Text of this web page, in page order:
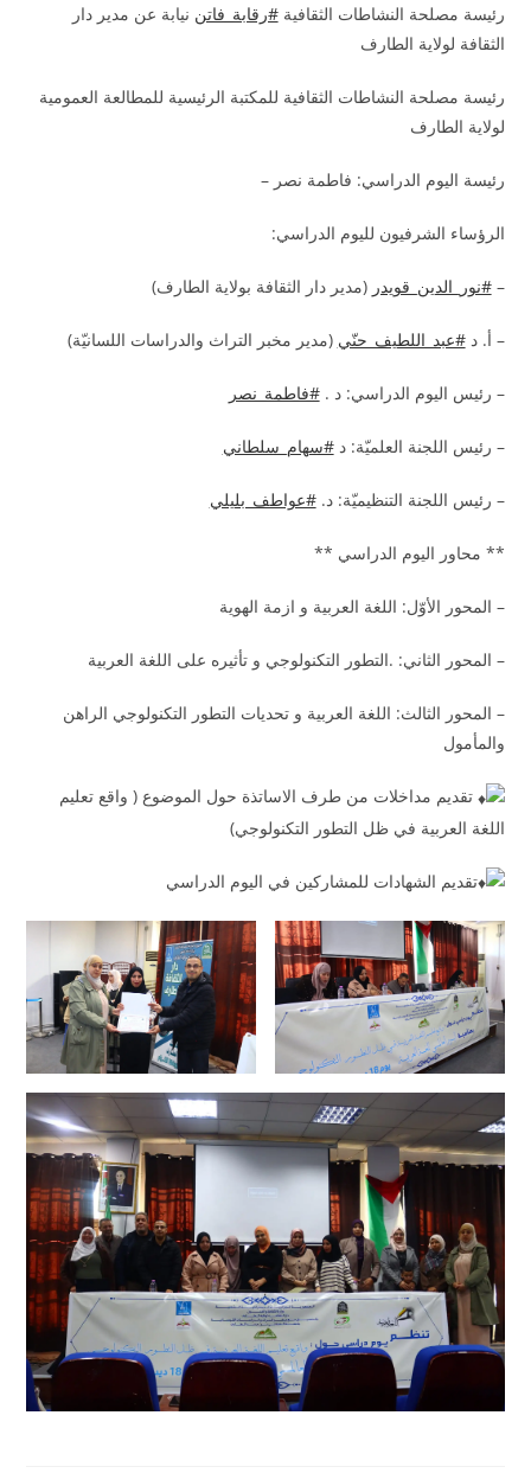
رئيسة مصلحة النشاطات الثقافية#رقابة_فاتن نيابة عن مدير دار
الثقافة لولاية الطارف
رئيسة مصلحة النشاطات الثقافية للمكتبة الرئيسية للمطالعة العمومية
لولاية الطارف
رئيسة اليوم الدراسي: فاطمة نصر –
الرؤساء الشرفيون لليوم الدراسي:
–#نور_الدين_قويدر (مدير دار الثقافة بولاية الطارف)
– أ. د#عبد_اللطيف_حنّي (مدير مخبر التراث والدراسات اللسانيّة)
– رئيس اليوم الدراسي: د .#فاطمة_نصر
– رئيس اللجنة العلميّة: د#سهام_سلطاني
– رئيس اللجنة التنظيميّة: د.#عواطف_بليلي
** محاور اليوم الدراسي **
– المحور الأوّل: اللغة العربية و ازمة الهوية
– المحور الثاني: .التطور التكنولوجي و تأثيره على اللغة العربية
– المحور الثالث: اللغة العربية و تحديات التطور التكنولوجي الراهن
والمأمول
تقديم مداخلات من طرف الاساتذة حول الموضوع ( واقع تعليم
اللغة العربية في ظل التطور التكنولوجي)
تقديم الشهادات للمشاركين في اليوم الدراسي